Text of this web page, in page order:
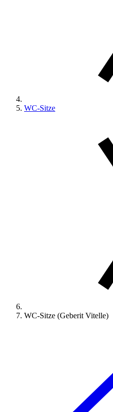
WC-Sitze
WC-Sitze (Geberit Vitelle)